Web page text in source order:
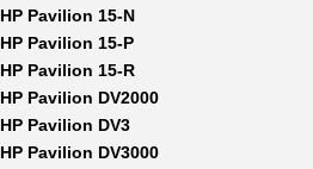
HP Pavilion 15-N
HP Pavilion 15-P
HP Pavilion 15-R
HP Pavilion DV2000
HP Pavilion DV3
HP Pavilion DV3000